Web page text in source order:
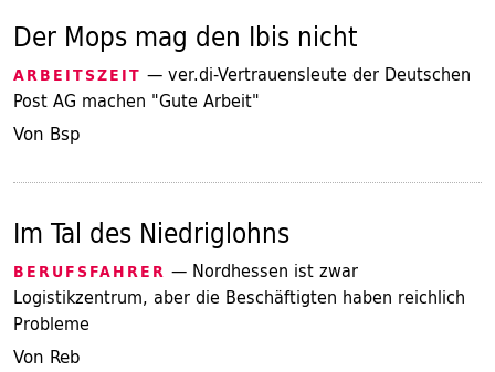
Der Mops mag den Ibis nicht
ARBEITSZEIT — ver.di-Vertrauensleute der Deutschen
Post AG machen "Gute Arbeit"
Von Bsp
Im Tal des Niedriglohns
BERUFSFAHRER — Nordhessen ist zwar
Logistikzentrum, aber die Beschäftigten haben reichlich
Probleme
Von Reb